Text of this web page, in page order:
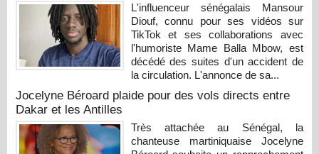
L'influenceur sénégalais Mansour
Diouf, connu pour ses vidéos sur
TikTok et ses collaborations avec
l'humoriste Mame Balla Mbow, est
décédé des suites d'un accident de
la circulation. L'annonce de sa...
Jocelyne Béroard plaide pour des vols directs entre
Dakar et les Antilles
Très attachée au Sénégal, la
chanteuse martiniquaise Jocelyne